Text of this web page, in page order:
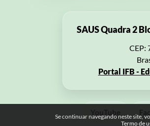
Se continuar navegando neste site,
Termo de
SAUS Quadra 2
CEP:
Portal IFB -
YouTube